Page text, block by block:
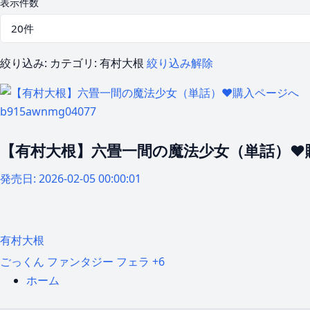
表示件数
絞り込み: カテゴリ: 有村大根 絞り込み解除
b915awnmg04077
【有村大根】六畳一間の魔法少女（単話）
発売日: 2026-02-05 00:00:01
有村大根
ごっくん ファンタジー フェラ +6
ホーム